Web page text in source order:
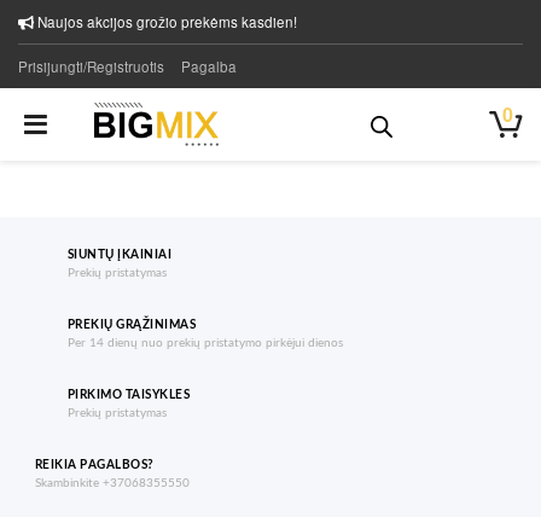
Naujos akcijos grožio prekėms kasdien!
Prisijungti/Registruotis Pagalba
0
SIUNTŲ ĮKAINIAI
Prekių pristatymas
PREKIŲ GRĄŽINIMAS
Per 14 dienų nuo prekių pristatymo pirkėjui dienos
PIRKIMO TAISYKLES
Prekių pristatymas
REIKIA PAGALBOS?
Skambinkite +37068355550